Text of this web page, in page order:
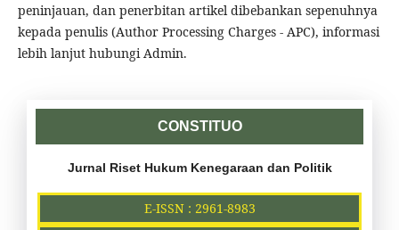
peninjauan, dan penerbitan artikel dibebankan sepenuhnya
kepada penulis (Author Processing Charges - APC), informasi
lebih lanjut hubungi Admin.
CONSTITUO
Jurnal Riset Hukum Kenegaraan dan Politik
E-ISSN : 2961-8983